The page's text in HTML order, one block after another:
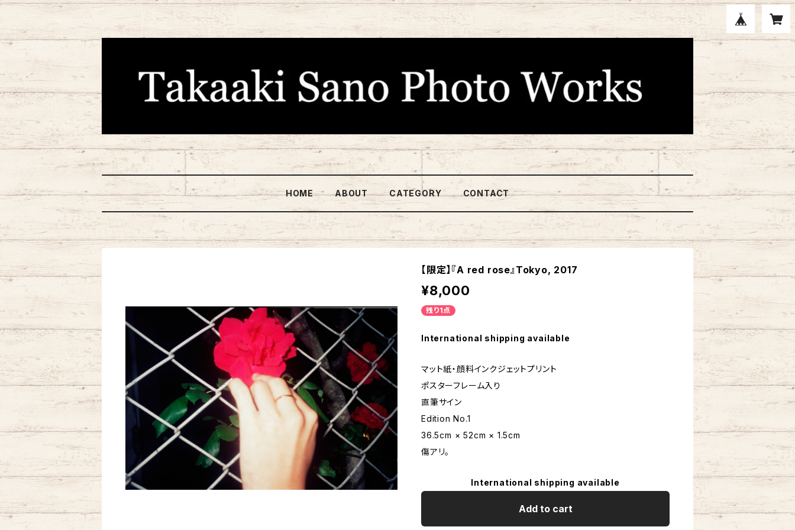
HOME ABOUT CATEGORY CONTACT
【限定】『A red rose』Tokyo, 2017
¥8,000
残り1点
International shipping available
マット紙・顔料インクジェットプリント
ポスターフレーム入り
直筆サイン
Edition No.1
36.5cm × 52cm × 1.5cm
傷アリ。
International shipping available
Add to cart